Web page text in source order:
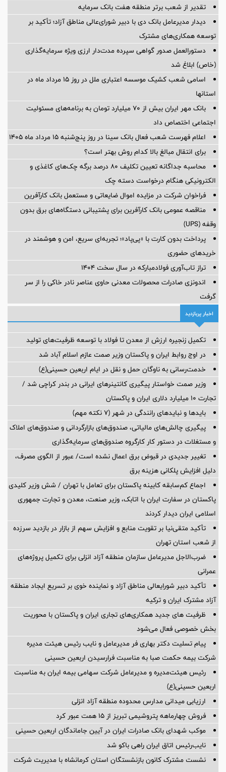
تقدیر از شعب برتر منطقه هفت بانک سرمایه
دیدار مدیرعامل بانک دی با دبیر شورای‌عالی مناطق آزاد؛ تأکید بر
توسعه همکاری‌های مشترک
دستورالعمل صدور گواهی سپرده مدت‌دار ارزی ویژه سرمایه‌گذاری
(خاص) ابلاغ شد
اسامی شعب کشیک موسسه اعتباری ملل در روز 15 مرداد ماه در
استانها
بانک مهر ایران بیش از ۷۰ میلیارد تومان به برنامه‌های مسئولیت
اجتماعی اختصاص داد
اعلام فهرست شعب فعال بانک سینا در روز پنج‌شنبه 15 مرداد ماه 1405
برای انتقال مبالغ بالا کدام روش بهتر است؟
محاسبه جداگانه تعیین تکلیف 80 درصد برگه چک‌های کاغذی و
الکترونیکی هنگام درخواست دسته چک
فراخوان شرکت در مزایده اموال ضایعاتی و مستعمل بانک کارآفرین
مناقصه عمومی بانک کارآفرین برای پشتیبانی دستگاه‌های برق بدون
وقفه (UPS)
پرداخت بدون کارت با «پی‌پاد»؛ تجربه‌ای سریع، امن و هوشمند در
خریدهای حضوری
تراز تاب‌آوری فولادمبارکه در سال سخت ۱۴۰۴
اندونزی صادرات محصولات معدنی حاوی عناصر نادر خاکی را از سر
گرفت
اخبار پربازدید
تکمیل زنجیره ارزش از معدن تا فولاد با توسعه ظرفیت‌های تولید
در اوج روابط ایران و پاکستان وزیر صمت عازم اسلام آباد شد
خدمت‌رسانی به ناوگان حمل و نقل در ایام اربعین حسینی(ع)
وزیر صمت خواستار پیگیری کانتینرهای ایرانی در بندر کراچی شد /
تجارت ۱۰ میلیارد دلاری ایران و پاکستان
بایدها و نبایدهای رانندگی در شهر (۷ نکته مهم)
پیگیری چالش‌های مالیاتی، صندوق‌های بازارگردانی و صندوق‌های املاک
و مستغلات در دستور کار کارگروه صندوق‌های سرمایه‌گذاری
تغییر جدیدی در قبوض برق اعمال نشده است/ عبور از الگوی مصرف،
دلیل افزایش پلکانی هزینه برق
اجماع کم‌سابقه کابینه پاکستان برای تعامل با تهران / شش وزیر کلیدی
پاکستان در سفارت ایران با اتابک، وزیر صنعت، معدن و تجارت جمهوری
اسلامی ایران دیدار کردند
تأکید متقی‌نیا بر تقویت منابع و افزایش سهم از بازار در بازدید سرزده
از شعب استان تهران
ضرب‌الاجل مدیرعامل سازمان منطقه آزاد انزلی برای تكمیل پروژه‌های
عمرانی
تأکید دبیر شورایعالی مناطق آزاد و نماینده خوی بر تسریع ایجاد منطقه
آزاد مشترک ایران و ترکیه
ظرفیت های جدید همکاری‌های تجاری ایران و پاکستان با محوریت
بخش خصوصی فعال می‌شود
پیام تسلیت دکتر بهاری فر مدیرعامل و نایب رئیس هیئت مدیره
شرکت بیمه حکمت صبا به مناسبت فرارسیدن اربعین حسینی
رئیس هیئت‌مدیره و مدیرعامل شرکت سهامی بیمه ایران به مناسبت
اربعین حسینی(ع)
ارزیابی میدانی مدارس محدوده منطقه آزاد انزلی
فروش چهارماهه پتروشیمی تبریز از ۱۵ همت عبور کرد
موکب شهدای بانک صادرات ایران در آیین جاماندگان اربعین حسینی
نایب‌رئیس اتاق ایران راهی باکو شد
نشست مشترک کانون بازنشستگان استان کرمانشاه با مدیریت شرکت